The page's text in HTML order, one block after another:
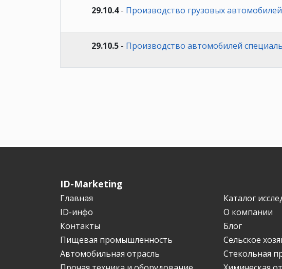
29.10.4- Производство грузовых автомобилей
29.10.5 - Производство автомобилей
ID-Marketing
Главная
Каталог
ID-инфо
О компании
Контакты
Блог
Пищевая промышленность
Сельское
Автомобильная отрасль
Стекольная